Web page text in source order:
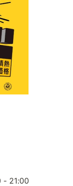
- 21:00